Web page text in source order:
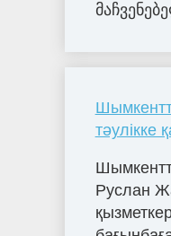
тәулікке
Руслан